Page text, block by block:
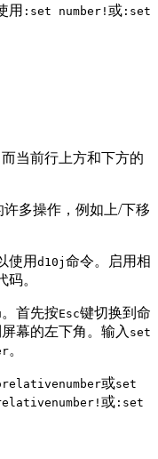
用 :set number! 或 :set
而当前行上方和下方的
多操作，例如上/下移
使用 d10j 命令。启用相
。
。首先按Esc键切换到命
幕的左下角。输入 set
。
或set
或 :set